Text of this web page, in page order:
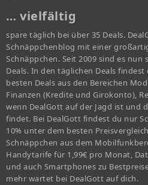
… vielfältig
spare täglich bei über 35 Deals.
Schnäppchenblog mit einer
Schnäppchen. Seit 2009 sind es nun
Deals. In den täglichen Deals
besten Deals aus den Bereichen
Finanzen (Kredite und Girokonto),
wenn DealGott auf der Jagd ist und
findet. Bei DealGott findest du nur
10% unter dem besten
Schnäppchen aus dem
Handytarife für 1,99€ pro Monat,
und auch Smartphones zu
mehr wartet bei DealGott auf dich.